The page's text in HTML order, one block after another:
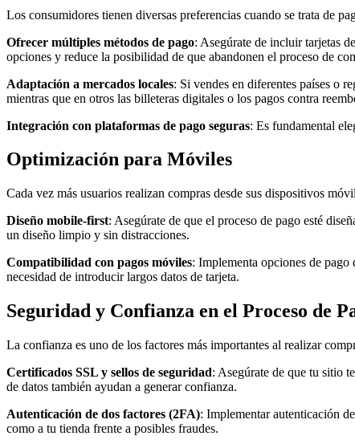
Los consumidores tienen diversas preferencias cuando se trata de
Ofrecer múltiples métodos de pago: Asegúrate de incluir tarjetas
opciones y reduce la posibilidad de que abandonen el proceso de
Adaptación a mercados locales: Si vendes en diferentes países o
mientras que en otros las billeteras digitales o los pagos contra
Integración con plataformas de pago seguras: Es fundamental
Optimización para Móviles
Cada vez más usuarios realizan compras desde sus dispositivos
Diseño mobile-first: Asegúrate de que el proceso de pago esté
un diseño limpio y sin distracciones.
Compatibilidad con pagos móviles: Implementa opciones de
necesidad de introducir largos datos de tarjeta.
Seguridad y Confianza en el Proceso de
La confianza es uno de los factores más importantes al realizar
Certificados SSL y sellos de seguridad: Asegúrate de que tu sitio
de datos también ayudan a generar confianza.
Autenticación de dos factores (2FA): Implementar autenticación
como a tu tienda frente a posibles fraudes.